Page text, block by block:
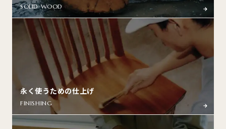
SOLID WOOD
永く使うための仕上げ
FINISHING